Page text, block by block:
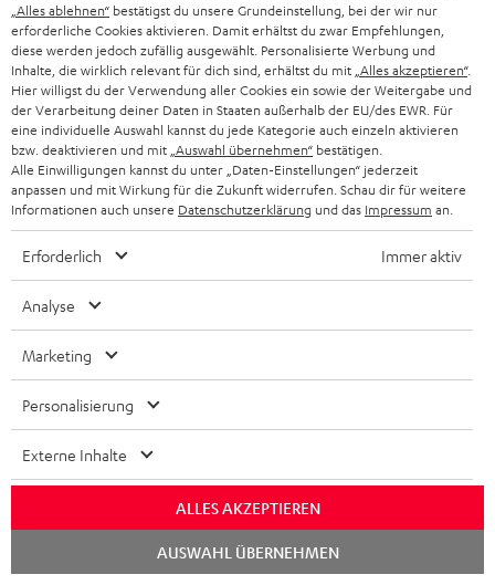
Mehr...
Zubehör
Notwendiges Zubehör ist im Lieferumfang
enthalten.
Weiteres Zubehör
5,0 m Subwoofer-Kabel
1,5 m Koaxial-Kabel C7515D
„Alles ablehnen“ bestätigst du unsere Grundeinstellung, bei der wir nur
erforderliche Cookies aktivieren. Damit erhältst du zwar Empfehlungen,
diese werden jedoch zufällig ausgewählt. Personalisierte Werbung und
Inhalte, die wirklich relevant für dich sind, erhältst du mit „Alles akzeptieren“.
Hier willigst du der Verwendung aller Cookies ein sowie der Weitergabe und
der Verarbeitung deiner Daten in Staaten außerhalb der EU/des EWR. Für
eine individuelle Auswahl kannst du jede Kategorie auch einzeln aktivieren
bzw. deaktivieren und mit „Auswahl übernehmen“ bestätigen.
Alle Einwilligungen kannst du unter „Daten-Einstellungen“ jederzeit
anpassen und mit Wirkung für die Zukunft widerrufen. Schau dir für weitere
Informationen auch unsere Datenschutzerklärung und das Impressum an.
Erforderlich Immer aktiv
Analyse
Marketing
Personalisierung
Externe Inhalte
ALLES AKZEPTIEREN
AUSWAHL ÜBERNEHMEN